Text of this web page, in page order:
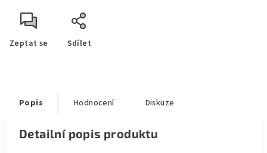
Zeptat se Sdílet
Popis Hodnocení Diskuze
Detailní popis produktu